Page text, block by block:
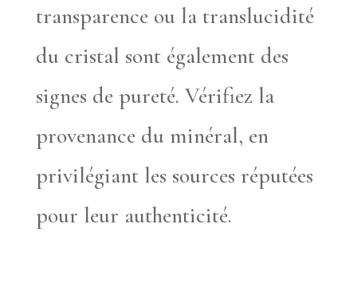
transparence ou la translucidité
du cristal sont également des
signes de pureté. Vérifiez la
provenance du minéral, en
privilégiant les sources réputées
pour leur authenticité.